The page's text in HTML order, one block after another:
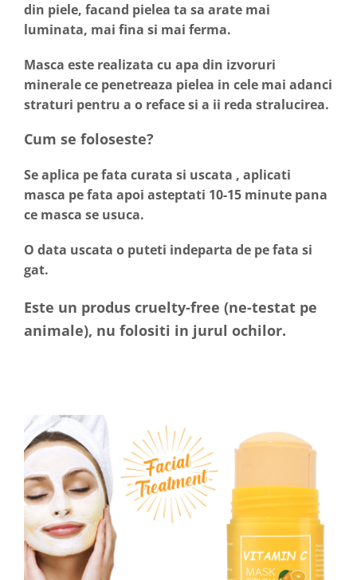
din piele, facand pielea ta sa arate mai
luminata, mai fina si mai ferma.
Masca este realizata cu apa din izvoruri
minerale ce penetreaza pielea in cele mai adanci
straturi pentru a o reface si a ii reda stralucirea.
Cum se foloseste?
Se aplica pe fata curata si uscata , aplicati
masca pe fata apoi asteptati 10-15 minute pana
ce masca se usuca.
O data uscata o puteti indeparta de pe fata si
gat.
Este un produs cruelty-free (ne-testat pe
animale), nu folositi in jurul ochilor.